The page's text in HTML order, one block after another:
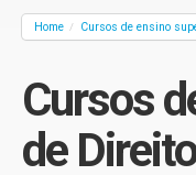
Home / Cursos de ensino
Cursos
de